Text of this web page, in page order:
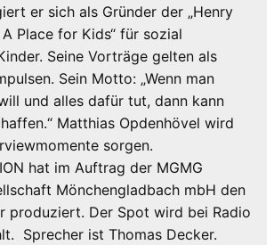
er sich als Gründer der „Henry
Place for Kids“ für sozial
Seine Vorträge gelten als
Sein Motto: „Wenn man
und alles dafür tut, dann kann
Matthias Opdenhövel wird
sorgen.
hat im Auftrag der MGMG
Mönchengladbach mbH den
produziert. Der Spot wird bei Radio
Sprecher ist Thomas Decker.